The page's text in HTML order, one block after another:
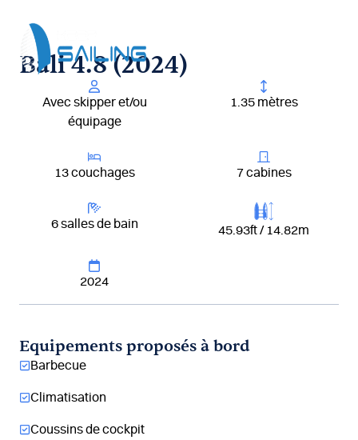
contenu
Bali 4.8 (2024)
Avec skipper et/ou
équipage
1.35 mètres
13 couchages 7 cabines
6 salles de bain 45.93ft / 14.82m
2024
Equipements proposés à bord
Barbecue
Climatisation
Coussins de cockpit